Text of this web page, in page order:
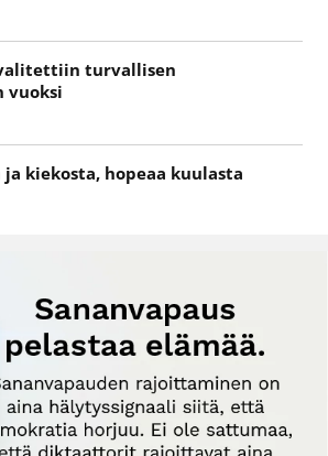
turvallisen
vuoksi
kiekosta, hopeaa kuulasta